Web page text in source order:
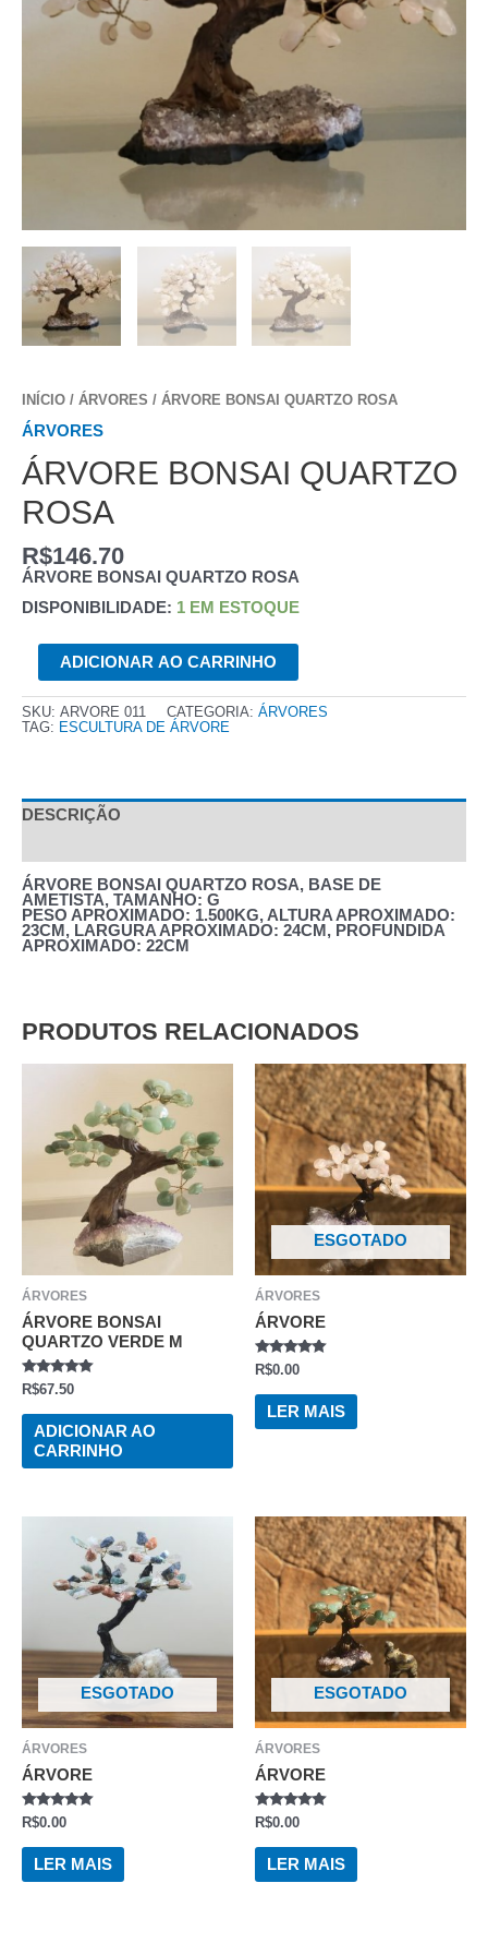
INÍCIO / ÁRVORES / ÁRVORE BONSAI QUARTZO ROSA
ÁRVORES
ÁRVORE BONSAI QUARTZO
ROSA
R$146.70
ÁRVORE BONSAI QUARTZO ROSA
DISPONIBILIDADE: 1 EM ESTOQUE
ÁRVORE
BONSAI
QUARTZO
ROSA
QUANTIDADE
ADICIONAR AO CARRINHO
SKU: ARVORE 011 CATEGORIA: ÁRVORES
TAG: ESCULTURA DE ÁRVORE
DESCRIÇÃO
ÁRVORE BONSAI QUARTZO ROSA, BASE DE
AMETISTA, TAMANHO: G
PESO APROXIMADO: 1.500KG, ALTURA APROXIMADO:
23CM, LARGURA APROXIMADO: 24CM, PROFUNDIDA
APROXIMADO: 22CM
PRODUTOS RELACIONADOS
ÁRVORES
ÁRVORE BONSAI
QUARTZO VERDE M
AVALIAÇÃO
0
DE
R$67.50
ADICIONAR AO
CARRINHO
ESGOTADO
ÁRVORES
ÁRVORE
AVALIAÇÃO
0
DE
R$0.00
LER MAIS
ESGOTADO
ÁRVORES
ÁRVORE
AVALIAÇÃO
0
DE
R$0.00
LER MAIS
ESGOTADO
ÁRVORES
ÁRVORE
AVALIAÇÃO
0
DE
R$0.00
LER MAIS